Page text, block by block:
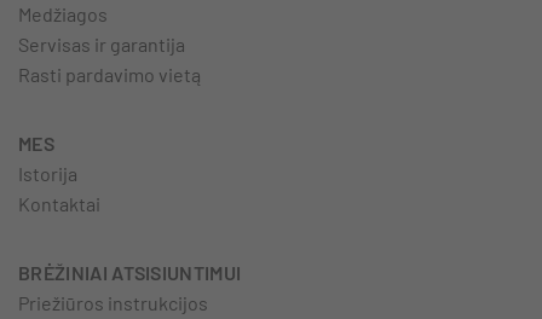
Medžiagos
Servisas ir garantija
Rasti pardavimo vietą
MES
Istorija
Kontaktai
BRĖŽINIAI ATSISIUNTIMUI
Priežiūros instrukcijos